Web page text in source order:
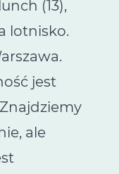
(13),
lotnisko.
jest
ale